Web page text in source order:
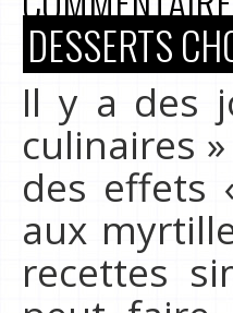
DESSERTS
Il y a des
culinaires
des effets
aux
recettes